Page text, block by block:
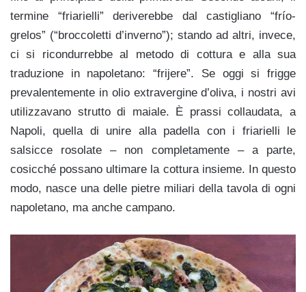
termine “friarielli” deriverebbe dal castigliano “frío-
grelos” (“broccoletti d’inverno”); stando ad altri, invece,
ci si ricondurrebbe al metodo di cottura e alla sua
traduzione in napoletano: “frijere”. Se oggi si frigge
prevalentemente in olio extravergine d’oliva, i nostri avi
utilizzavano strutto di maiale. È prassi collaudata, a
Napoli, quella di unire alla padella con i friarielli le
salsicce rosolate – non completamente – a parte,
cosicché possano ultimare la cottura insieme. In questo
modo, nasce una delle pietre miliari della tavola di ogni
napoletano, ma anche campano.